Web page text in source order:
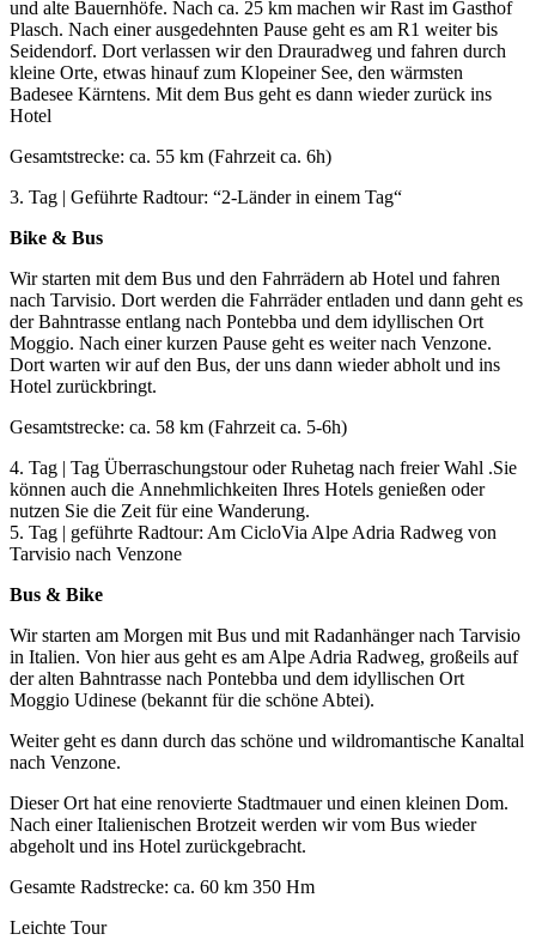
und alte Bauernhöfe. Nach ca. 25 km machen wir Rast im Gasthof
Plasch. Nach einer ausgedehnten Pause geht es am R1 weiter bis
Seidendorf. Dort verlassen wir den Drauradweg und fahren durch
kleine Orte, etwas hinauf zum Klopeiner See, den wärmsten
Badesee Kärntens. Mit dem Bus geht es dann wieder zurück ins
Hotel
Gesamtstrecke: ca. 55 km (Fahrzeit ca. 6h)
3. Tag | Geführte Radtour: “2-Länder in einem Tag“
Bike & Bus
Wir starten mit dem Bus und den Fahrrädern ab Hotel und fahren
nach Tarvisio. Dort werden die Fahrräder entladen und dann geht es
der Bahntrasse entlang nach Pontebba und dem idyllischen Ort
Moggio. Nach einer kurzen Pause geht es weiter nach Venzone.
Dort warten wir auf den Bus, der uns dann wieder abholt und ins
Hotel zurückbringt.
Gesamtstrecke: ca. 58 km (Fahrzeit ca. 5-6h)
4. Tag | Tag Überraschungstour oder Ruhetag nach freier Wahl .Sie
können auch die Annehmlichkeiten Ihres Hotels genießen oder
nutzen Sie die Zeit für eine Wanderung.
5. Tag | geführte Radtour: Am CicloVia Alpe Adria Radweg von
Tarvisio nach Venzone
Bus & Bike
Wir starten am Morgen mit Bus und mit Radanhänger nach Tarvisio
in Italien. Von hier aus geht es am Alpe Adria Radweg, großeils auf
der alten Bahntrasse nach Pontebba und dem idyllischen Ort
Moggio Udinese (bekannt für die schöne Abtei).
Weiter geht es dann durch das schöne und wildromantische Kanaltal
nach Venzone.
Dieser Ort hat eine renovierte Stadtmauer und einen kleinen Dom.
Nach einer Italienischen Brotzeit werden wir vom Bus wieder
abgeholt und ins Hotel zurückgebracht.
Gesamte Radstrecke: ca. 60 km 350 Hm
Leichte Tour